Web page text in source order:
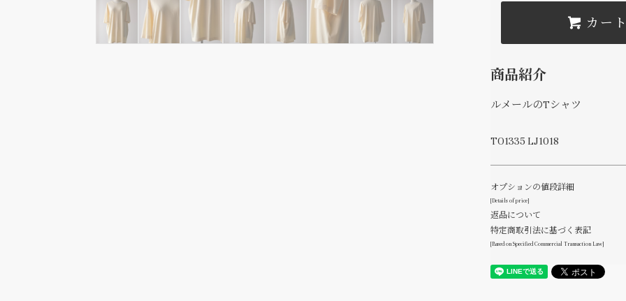
カー
商品紹介
ルメールのTシャツ
TO1335 LJ1018
オプションの値段詳細
[Details of price]
返品について
特定商取引法に基づく表記
[Based on Specified Commercial Transaction Law]